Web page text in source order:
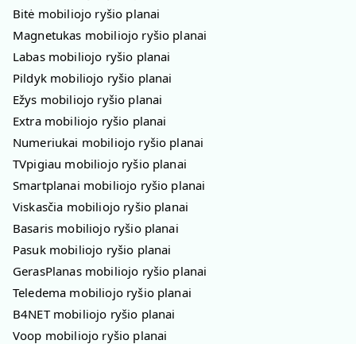
Bitė mobiliojo ryšio planai
Magnetukas mobiliojo ryšio planai
Labas mobiliojo ryšio planai
Pildyk mobiliojo ryšio planai
Ežys mobiliojo ryšio planai
Extra mobiliojo ryšio planai
Numeriukai mobiliojo ryšio planai
TVpigiau mobiliojo ryšio planai
Smartplanai mobiliojo ryšio planai
Viskasčia mobiliojo ryšio planai
Basaris mobiliojo ryšio planai
Pasuk mobiliojo ryšio planai
GerasPlanas mobiliojo ryšio planai
Teledema mobiliojo ryšio planai
B4NET mobiliojo ryšio planai
Voop mobiliojo ryšio planai